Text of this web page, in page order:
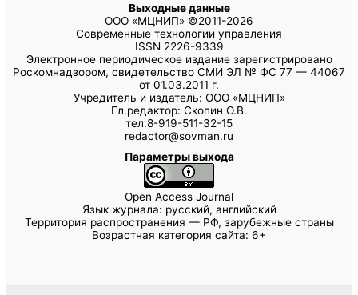
Выходные данные
ООО «МЦНИП» ©2011-2026
Современные технологии управления
ISSN 2226-9339
Электронное периодическое издание зарегистрировано
Роскомнадзором, свидетельство СМИ ЭЛ № ФС 77 — 44067
от 01.03.2011 г.
Учредитель и издатель: ООО «МЦНИП»
Гл.редактор: Скопин О.В.
тел.8-919-511-32-15
redactor@sovman.ru
Параметры выхода
Open Access Journal
Язык журнала: русский, английский
Территория распространения — РФ, зарубежные страны
Возрастная категория сайта: 6+